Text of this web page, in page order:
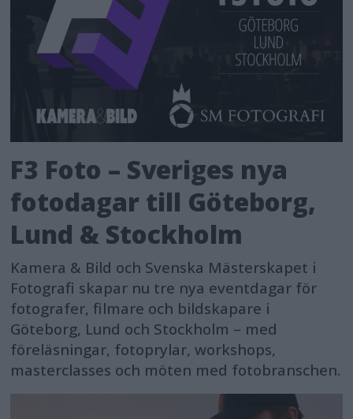
F3 Foto – Sveriges nya
fotodagar till Göteborg,
Lund & Stockholm
Kamera & Bild och Svenska Mästerskapet i
Fotografi skapar nu tre nya eventdagar för
fotografer, filmare och bildskapare i
Göteborg, Lund och Stockholm – med
föreläsningar, fotoprylar, workshops,
masterclasses och möten med fotobranschen.